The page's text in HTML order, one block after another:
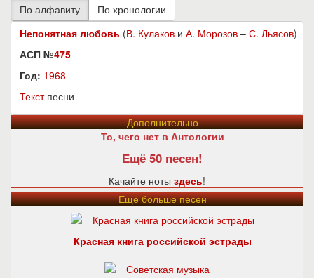
Непонятная любовь (В. Кулаков и А. Морозов – С. Льясов)
АСП №475
Год: 1968
Текстпесни
Дополнительно
То, чего нет в Антологии
Ещё 50 песен!
Качайте ноты здесь!
Ещё больше песен
Красная книга российской эстрады